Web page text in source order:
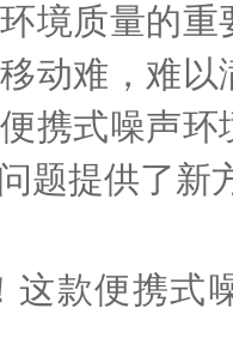
境质量的
动难，难
携式噪声
题提供了新